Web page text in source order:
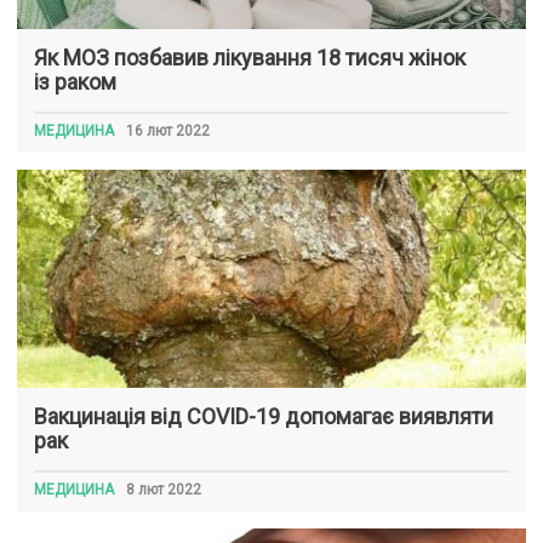
Як МОЗ позбавив лікування 18 тисяч жінок
із раком
МЕДИЦИНА 16 лют 2022
Вакцинація від COVID-19 допомагає виявляти
рак
МЕДИЦИНА 8 лют 2022